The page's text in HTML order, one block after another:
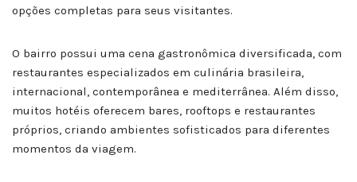
opções completas para seus visitantes.
O bairro possui uma cena gastronômica diversificada, com
restaurantes especializados em culinária brasileira,
internacional, contemporânea e mediterrânea. Além disso,
muitos hotéis oferecem bares, rooftops e restaurantes
próprios, criando ambientes sofisticados para diferentes
momentos da viagem.